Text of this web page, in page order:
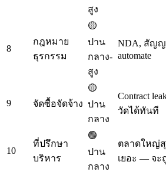
สูง
8
กฎหมาย
ธุรกรรม
🟡
ปาน
กลาง-
สูง
NDA, สัญญ
automate
9 จัดซื้อจัดจ้าง
🟡
ปาน
กลาง
Contract
วัดได้ทันที
10
ที่ปรึกษา
บริหาร
🟢
ปาน
กลาง
ตลาดใหญ่สุ
เยอะ — จะ